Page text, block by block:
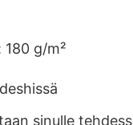
g/m²
sinulle